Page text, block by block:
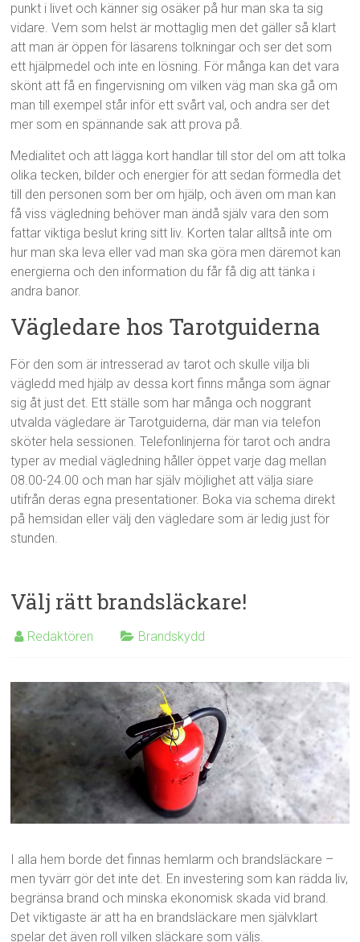
punkt i livet och känner sig osäker på hur man ska ta sig
vidare. Vem som helst är mottaglig men det gäller så klart
att man är öppen för läsarens tolkningar och ser det som
ett hjälpmedel och inte en lösning. För många kan det vara
skönt att få en fingervisning om vilken väg man ska gå om
man till exempel står inför ett svårt val, och andra ser det
mer som en spännande sak att prova på.
Medialitet och att lägga kort handlar till stor del om att tolka
olika tecken, bilder och energier för att sedan förmedla det
till den personen som ber om hjälp, och även om man kan
få viss vägledning behöver man ändå själv vara den som
fattar viktiga beslut kring sitt liv. Korten talar alltså inte om
hur man ska leva eller vad man ska göra men däremot kan
energierna och den information du får få dig att tänka i
andra banor.
Vägledare hos Tarotguiderna
För den som är intresserad av tarot och skulle vilja bli
vägledd med hjälp av dessa kort finns många som ägnar
sig åt just det. Ett ställe som har många och noggrant
utvalda vägledare är Tarotguiderna, där man via telefon
sköter hela sessionen. Telefonlinjerna för tarot och andra
typer av medial vägledning håller öppet varje dag mellan
08.00-24.00 och man har själv möjlighet att välja siare
utifrån deras egna presentationer. Boka via schema direkt
på hemsidan eller välj den vägledare som är ledig just för
stunden.
Välj rätt brandsläckare!
Redaktören Brandskydd
I alla hem borde det finnas hemlarm och brandsläckare –
men tyvärr gör det inte det. En investering som kan rädda liv,
begränsa brand och minska ekonomisk skada vid brand.
Det viktigaste är att ha en brandsläckare men självklart
spelar det även roll vilken släckare som väljs.